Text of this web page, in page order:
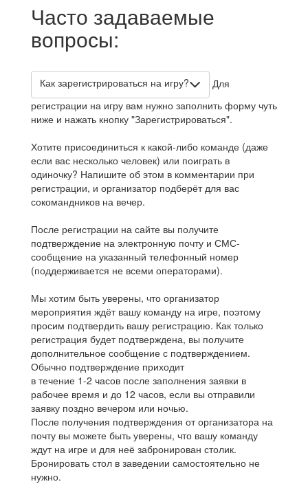
Часто задаваемые
вопросы:
Как зарегистрироваться на игру?
Для
регистрации на игру вам нужно заполнить форму чуть
ниже и нажать кнопку "Зарегистрироваться".
Хотите присоединиться к какой-либо команде (даже
если вас несколько человек) или поиграть в
одиночку? Напишите об этом в комментарии при
регистрации, и организатор подберёт для вас
сокомандников на вечер.
После регистрации на сайте вы получите
подтверждение на электронную почту и СМС-
сообщение на указанный телефонный номер
(поддерживается не всеми операторами).
Мы хотим быть уверены, что организатор
мероприятия ждёт вашу команду на игре, поэтому
просим подтвердить вашу регистрацию. Как только
регистрация будет подтверждена, вы получите
дополнительное сообщение с подтверждением.
Обычно подтверждение приходит
в течение 1-2 часов после заполнения заявки в
рабочее время и до 12 часов, если вы отправили
заявку поздно вечером или ночью.
После получения подтверждения от организатора на
почту вы можете быть уверены, что вашу команду
ждут на игре и для неё забронирован столик.
Бронировать стол в заведении самостоятельно не
нужно.